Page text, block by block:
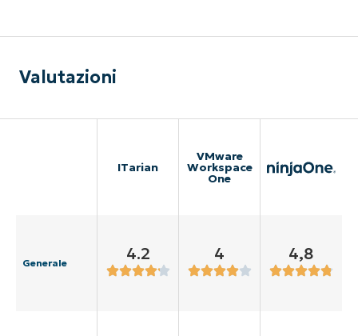
Valutazioni
ITarian
VMware
Workspace
One
Generale 4.2 4 4,8